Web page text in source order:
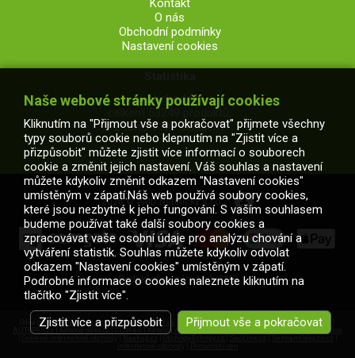
Kontakt
O nás
Obchodní podmínky
Nastavení cookies
V obchodě je
celkem 53249 produktů,
z toho 7107 skladem.
2026 © AMD Netolický s.r.o.
Redakční systém MultiCMS
Odkazy: AMK - Vše pro auto, zábavu a volný čas Autodennik.eu – Najlepší Auto-moto Katalóg
AUTOPES.cz
katalog odkazů CZIN.eu Katalog Autopes Katalog-Firem.com
Newsportal katalog
Naše webové stránky používají cookies
Kliknutím na "Přijmout vše a pokračovat" přijmete všechny
typy souborů cookie nebo klepnutím na "Zjistit více a
přizpůsobit" můžete zjistit více informací o souborech
cookie a změnit jejich nastavení. Váš souhlas a nastavení
můžete kdykoliv změnit odkazem "Nastavení cookies"
umístěným v zápatí.Náš web používá soubory cookies,
které jsou nezbytné k jeho fungování. S vaším souhlasem
budeme používat také další soubory cookies a
zpracovávat vaše osobní údaje pro analýzu chování a
vytváření statistik. Souhlas můžete kdykoliv odvolat
odkazem "Nastavení cookies" umístěným v zápatí.
Podrobné informace o cookies naleznete kliknutím na
tlačítko "Zjistit více".
Zjistit více a přizpůsobit
Přijmout vše a pokračovat